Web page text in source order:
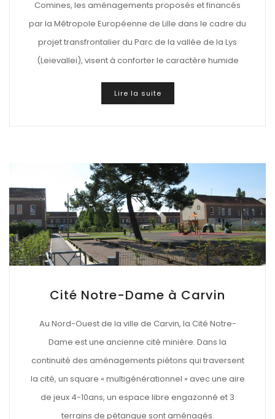
Comines, les aménagements proposés et financés
par la Métropole Européenne de Lille dans le cadre du
projet transfrontalier du Parc de la vallée de la Lys
(Leievallei), visent à conforter le caractère humide
Lire la suite
Cité Notre-Dame à Carvin
Au Nord-Ouest de la ville de Carvin, la Cité Notre-
Dame est une ancienne cité minière. Dans la
continuité des aménagements piétons qui traversent
la cité, un square « multigénérationnel » avec une aire
de jeux 4-10ans, un espace libre engazonné et 3
terrains de pétanque sont aménagés.